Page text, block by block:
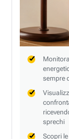
sempre
sprechi
Scopri